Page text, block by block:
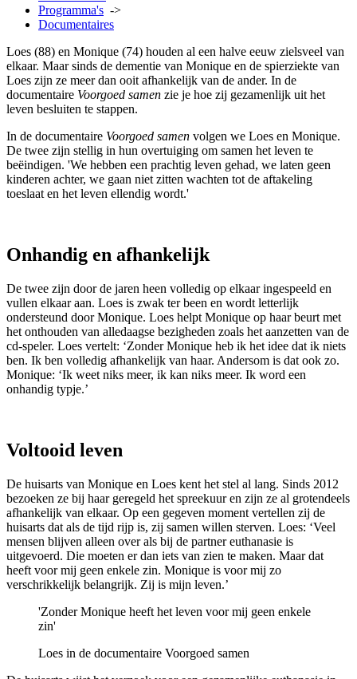
Programma's ->
Documentaires
Loes (88) en Monique (74) houden al een halve eeuw zielsveel van
elkaar. Maar sinds de dementie van Monique en de spierziekte van
Loes zijn ze meer dan ooit afhankelijk van de ander. In de
documentaire Voorgoed samen zie je hoe zij gezamenlijk uit het
leven besluiten te stappen.
In de documentaire Voorgoed samen volgen we Loes en Monique.
De twee zijn stellig in hun overtuiging om samen het leven te
beëindigen. 'We hebben een prachtig leven gehad, we laten geen
kinderen achter, we gaan niet zitten wachten tot de aftakeling
toeslaat en het leven ellendig wordt.'
Onhandig en afhankelijk
De twee zijn door de jaren heen volledig op elkaar ingespeeld en
vullen elkaar aan. Loes is zwak ter been en wordt letterlijk
ondersteund door Monique. Loes helpt Monique op haar beurt met
het onthouden van alledaagse bezigheden zoals het aanzetten van de
cd-speler. Loes vertelt: ‘Zonder Monique heb ik het idee dat ik niets
ben. Ik ben volledig afhankelijk van haar. Andersom is dat ook zo.
Monique: ‘Ik weet niks meer, ik kan niks meer. Ik word een
onhandig typje.’
Voltooid leven
De huisarts van Monique en Loes kent het stel al lang. Sinds 2012
bezoeken ze bij haar geregeld het spreekuur en zijn ze al grotendeels
afhankelijk van elkaar. Op een gegeven moment vertellen zij de
huisarts dat als de tijd rijp is, zij samen willen sterven. Loes: ‘Veel
mensen blijven alleen over als bij de partner euthanasie is
uitgevoerd. Die moeten er dan iets van zien te maken. Maar dat
heeft voor mij geen enkele zin. Monique is voor mij zo
verschrikkelijk belangrijk. Zij is mijn leven.’
'Zonder Monique heeft het leven voor mij geen enkele
zin'
Loes in de documentaire Voorgoed samen